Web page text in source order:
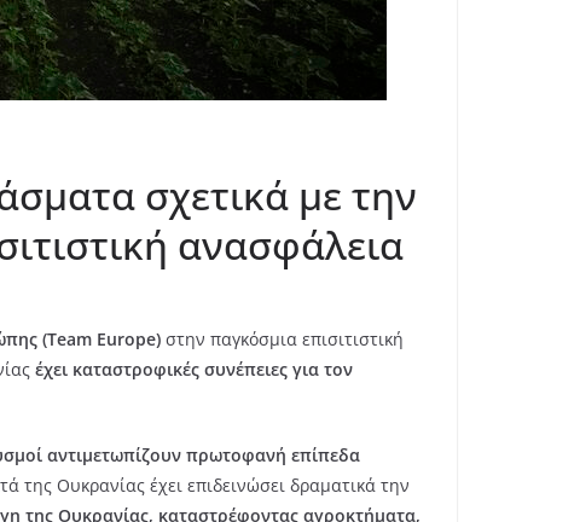
σχετικά με την
ανασφάλεια
(Team Europe) στην παγκόσμια επισιτιστική
έχει καταστροφικές συνέπειες για τον
αντιμετωπίζουν πρωτοφανή επίπεδα
της Ουκρανίας έχει επιδεινώσει δραματικά την
της Ουκρανίας, καταστρέφοντας αγροκτήματα,